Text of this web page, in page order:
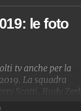
le foto
tv anche per la
La squadra
Scotti, Rudy